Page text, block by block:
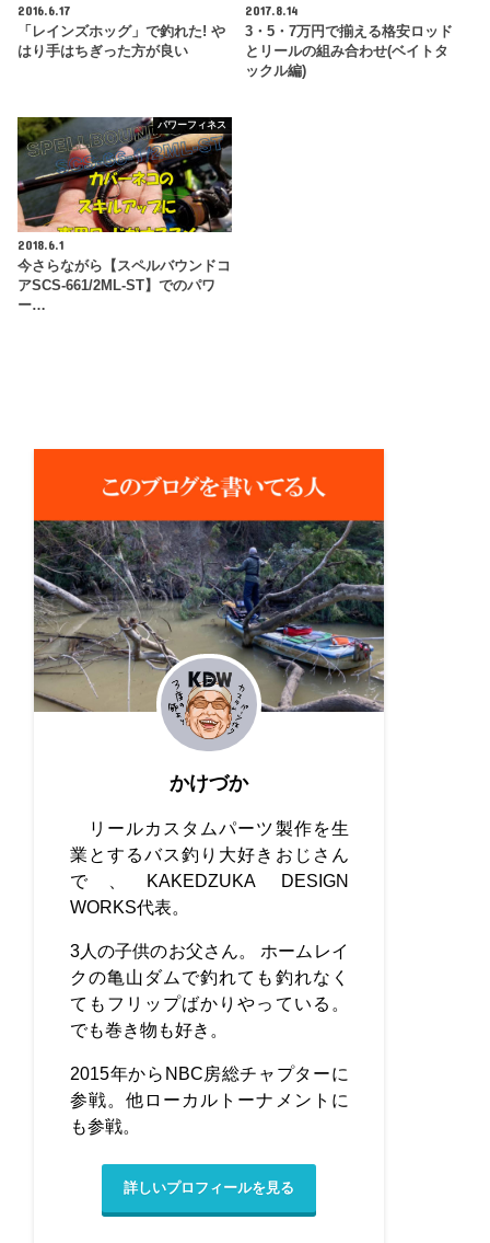
2016.6.17
「レインズホッグ」で釣れた! や
はり手はちぎった方が良い
2017.8.14
3・5・7万円で揃える格安ロッド
とリールの組み合わせ(ベイトタ
ックル編)
パワーフィネス
2018.6.1
今さらながら【スペルバウンドコ
アSCS-661/2ML-ST】でのパワ
ー…
かけづか
リールカスタムパーツ製作を生
業とするバス釣り大好きおじさん
で、KAKEDZUKA DESIGN
WORKS代表。
3人の子供のお父さん。 ホームレイ
クの亀山ダムで釣れても釣れなく
てもフリップばかりやっている。
でも巻き物も好き。
2015年からNBC房総チャプターに
参戦。他ローカルトーナメントに
も参戦。
詳しいプロフィールを見る